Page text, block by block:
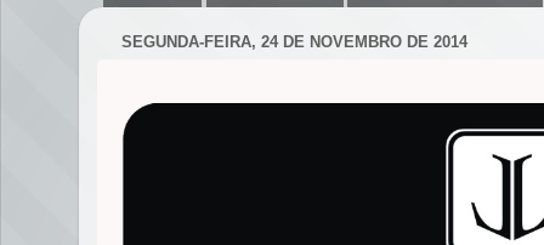
SEGUNDA-FEIRA, 24 DE NOVEMBRO DE 2014